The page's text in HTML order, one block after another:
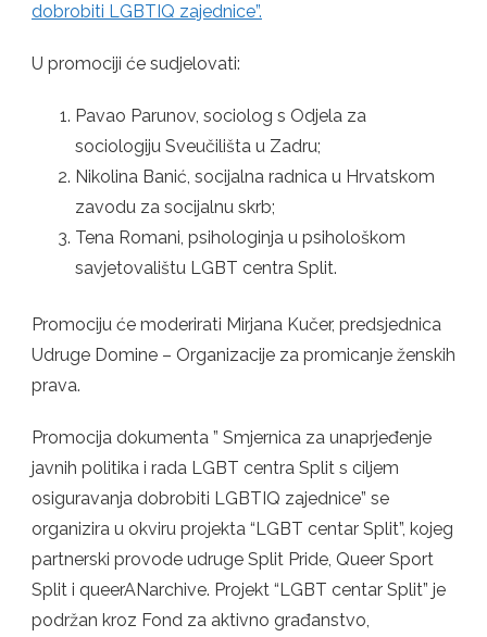
dobrobiti LGBTIQ zajednice”.
U promociji će sudjelovati:
Pavao Parunov, sociolog s Odjela za
sociologiju Sveučilišta u Zadru;
Nikolina Banić, socijalna radnica u Hrvatskom
zavodu za socijalnu skrb;
Tena Romani, psihologinja u psihološkom
savjetovalištu LGBT centra Split.
Promociju će moderirati Mirjana Kučer, predsjednica
Udruge Domine – Organizacije za promicanje ženskih
prava.
Promocija dokumenta ” Smjernica za unaprjeđenje
javnih politika i rada LGBT centra Split s ciljem
osiguravanja dobrobiti LGBTIQ zajednice” se
organizira u okviru projekta “LGBT centar Split”, kojeg
partnerski provode udruge Split Pride, Queer Sport
Split i queerANarchive. Projekt “LGBT centar Split” je
podržan kroz Fond za aktivno građanstvo,